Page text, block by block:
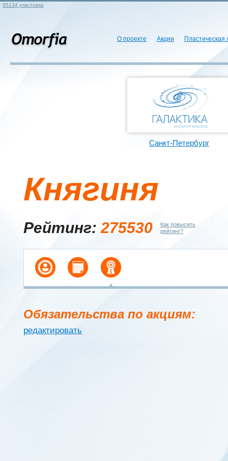
95134 участника
О проекте Акции Пластическая
Санкт-Петербург
Княгиня
Рейтинг:275530
Как повысить
рейтинг?
Обязательства по акциям:
редактировать